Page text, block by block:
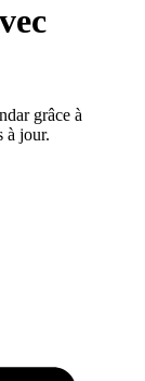
grâce à
à jour.